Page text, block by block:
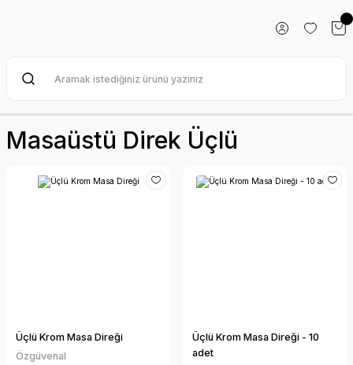
Masaüstü Direk Üçlü
Üçlü Krom Masa Direği
Özgüvenal
Üçlü Krom Masa Direği - 10
adet